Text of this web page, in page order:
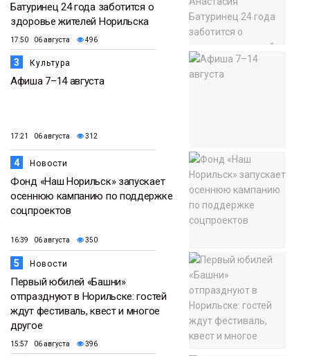
Батуринец 24 года заботится о
здоровье жителей Норильска
17:50 06 августа 496
3 Культура
Афиша 7–14 августа
17:21 06 августа 312
4 Новости
Фонд «Наш Норильск» запускает
осеннюю кампанию по поддержке
соцпроектов
16:39 06 августа 350
5 Новости
Первый юбилей «Башни»
отпразднуют в Норильске: гостей
ждут фестиваль, квест и многое
другое
15:57 06 августа 396